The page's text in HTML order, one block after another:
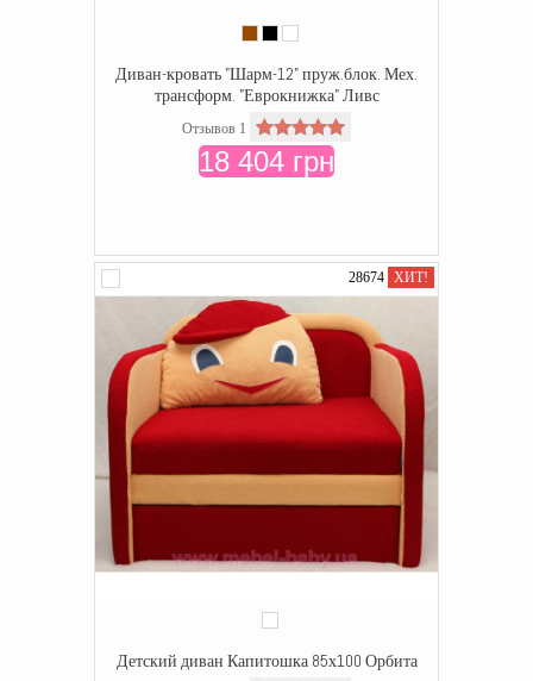
Диван-кровать "Шарм-12" пруж.блок. Мех.
трансформ. "Еврокнижка" Ливс
Отзывов 1
18 404 грн
28674 ХИТ!
Детский диван Капитошка 85х100 Орбита